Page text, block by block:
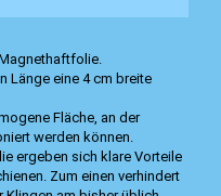
Länge eine 4 cm breite
Fläche, an der
werden können.
ergeben sich klare Vorteile
Zum einen verhindert